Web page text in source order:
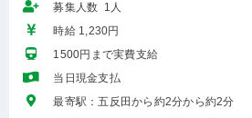
募集人数 1人
時給 1,230円
1500円まで実費支給
当日現金支払
最寄駅：五反田から約2分から約2分